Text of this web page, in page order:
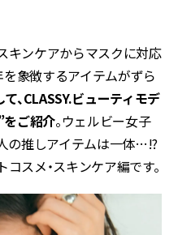
キンケアからマスクに対応
を象徴するアイテムがずら
、CLASSY.ビューティモデ
をご紹介。ウェルビー女子
の推しアイテムは一体…!?
スメ・スキンケア編です。